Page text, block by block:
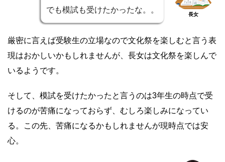
でも模試も受けたかったな。。
長女
厳密に言えば受験生の立場なので文化祭を楽しむと言う表
現はおかしいかもしれませんが、長女は文化祭を楽しんで
いるようです。
そして、模試を受けたかったと言うのは3年生の時点で受
けるのが苦痛になっておらず、むしろ楽しみになってい
る。この先、苦痛になるかもしれませんが現時点では安
心。